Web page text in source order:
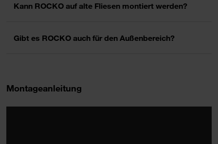
Die schmutzabweisende Oberfläche lässt sich mit handelsüblichem
Kann ROCKO auf alte Fliesen montiert werden?
Ja, ROCKO lässt sich direkt auf bestehende Keramik-, Stein- oder
Gibt es ROCKO auch für den Außenbereich?
Montageanleitung